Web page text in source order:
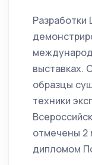
выставках.
образцы
техники
отмечены 2
дипломом